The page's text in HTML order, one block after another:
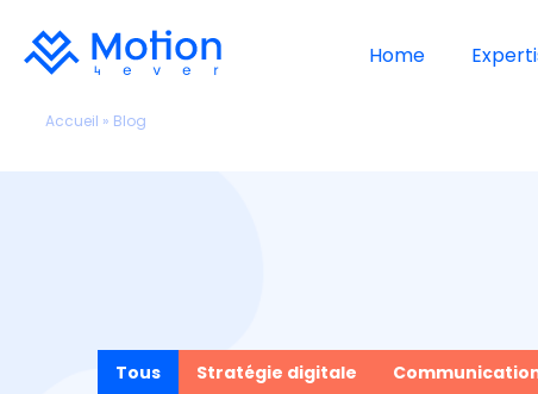
Home
Accueil » Blog
Tous Stratégie digitale